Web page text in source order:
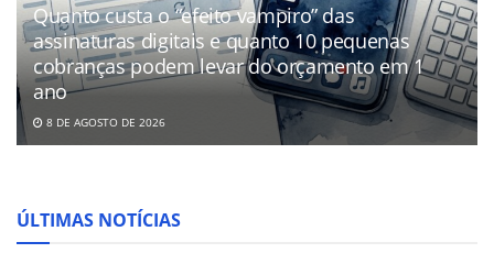
Quanto custa o “efeito vampiro” das
assinaturas digitais e quanto 10 pequenas
cobranças podem levar do orçamento em 1
ano
8 DE AGOSTO DE 2026
ÚLTIMAS NOTÍCIAS